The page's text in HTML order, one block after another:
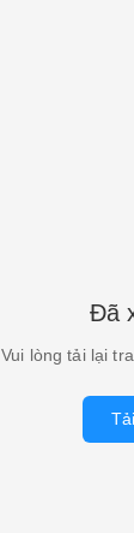
Đã
Vui lòng tải lại